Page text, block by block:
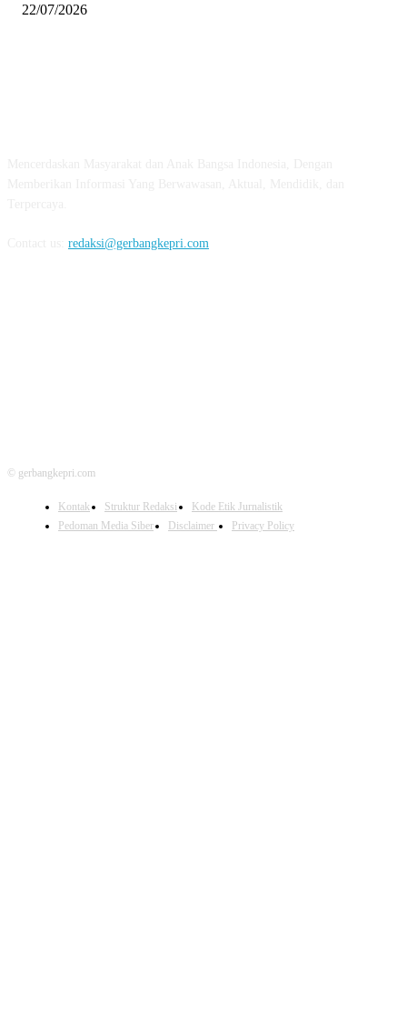
22/07/2026
redaksi@gerbangkepri.com
© gerbangkepri.com
Kontak Struktur Redaksi
Kode Etik Jurnalistik
Pedoman Media Siber
Disclaimer Privacy Policy